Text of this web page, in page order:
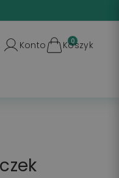
Konto 0
Koszyk